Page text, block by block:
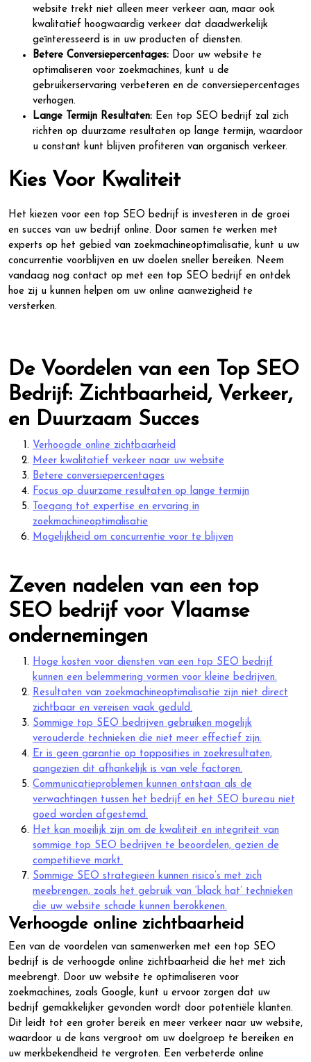
website trekt niet alleen meer verkeer aan, maar ook
kwalitatief hoogwaardig verkeer dat daadwerkelijk
geïnteresseerd is in uw producten of diensten.
Betere Conversiepercentages: Door uw website te
optimaliseren voor zoekmachines, kunt u de
gebruikerservaring verbeteren en de conversiepercentages
verhogen.
Lange Termijn Resultaten: Een top SEO bedrijf zal zich
richten op duurzame resultaten op lange termijn, waardoor
u constant kunt blijven profiteren van organisch verkeer.
Kies Voor Kwaliteit
Het kiezen voor een top SEO bedrijf is investeren in de groei
en succes van uw bedrijf online. Door samen te werken met
experts op het gebied van zoekmachineoptimalisatie, kunt u uw
concurrentie voorblijven en uw doelen sneller bereiken. Neem
vandaag nog contact op met een top SEO bedrijf en ontdek
hoe zij u kunnen helpen om uw online aanwezigheid te
versterken.
De Voordelen van een Top SEO
Bedrijf: Zichtbaarheid, Verkeer,
en Duurzaam Succes
Verhoogde online zichtbaarheid
Meer kwalitatief verkeer naar uw website
Betere conversiepercentages
Focus op duurzame resultaten op lange termijn
Toegang tot expertise en ervaring in
zoekmachineoptimalisatie
Mogelijkheid om concurrentie voor te blijven
Zeven nadelen van een top
SEO bedrijf voor Vlaamse
ondernemingen
Hoge kosten voor diensten van een top SEO bedrijf
kunnen een belemmering vormen voor kleine bedrijven.
Resultaten van zoekmachineoptimalisatie zijn niet direct
zichtbaar en vereisen vaak geduld.
Sommige top SEO bedrijven gebruiken mogelijk
verouderde technieken die niet meer effectief zijn.
Er is geen garantie op topposities in zoekresultaten,
aangezien dit afhankelijk is van vele factoren.
Communicatieproblemen kunnen ontstaan als de
verwachtingen tussen het bedrijf en het SEO bureau niet
goed worden afgestemd.
Het kan moeilijk zijn om de kwaliteit en integriteit van
sommige top SEO bedrijven te beoordelen, gezien de
competitieve markt.
Sommige SEO strategieën kunnen risico’s met zich
meebrengen, zoals het gebruik van ‘black hat’ technieken
die uw website schade kunnen berokkenen.
Verhoogde online zichtbaarheid
Een van de voordelen van samenwerken met een top SEO
bedrijf is de verhoogde online zichtbaarheid die het met zich
meebrengt. Door uw website te optimaliseren voor
zoekmachines, zoals Google, kunt u ervoor zorgen dat uw
bedrijf gemakkelijker gevonden wordt door potentiële klanten.
Dit leidt tot een groter bereik en meer verkeer naar uw website,
waardoor u de kans vergroot om uw doelgroep te bereiken en
uw merkbekendheid te vergroten. Een verbeterde online